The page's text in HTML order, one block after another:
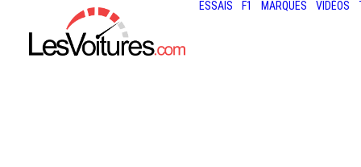
ESSAIS F1 MARQUES VIDÉOS